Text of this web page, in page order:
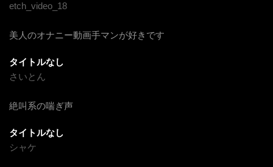
etch_video_18
美人のオナニー動画手マンが好きです
タイトルなし
さいとん
絶叫系の喘ぎ声
タイトルなし
シャケ